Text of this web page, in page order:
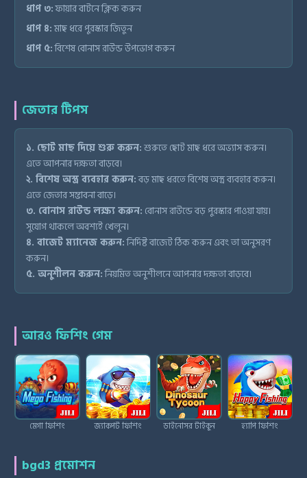
ধাপ ৩:ফায়ার বাটনে ক্লিক করুন
ধাপ ৪:মাছ ধরে পুরস্কার জিতুন
ধাপ ৫:বিশেষ বোনাস রাউন্ড উপভোগ করুন
জেতার টিপস
১. ছোট মাছ দিয়ে শুরু করুন:শুরুতে ছোট মাছ ধরে অভ্যাস করুন।
এতে আপনার দক্ষতা বাড়বে।
২. বিশেষ অস্ত্র ব্যবহার করুন:বড় মাছ ধরতে বিশেষ অস্ত্র ব্যবহার করুন।
এতে জেতার সম্ভাবনা বাড়ে।
৩. বোনাস রাউন্ড লক্ষ্য করুন: বোনাস রাউন্ডে বড় পুরস্কার পাওয়া যায়।
সুযোগ থাকলে অবশ্যই খেলুন।
৪. বাজেট ম্যানেজ করুন:নির্দিষ্ট বাজেট ঠিক করুন এবং তা অনুসরণ
করুন।
৫. অনুশীলন করুন:নিয়মিত অনুশীলনে আপনার দক্ষতা বাড়বে।
আরও ফিশিং গেম
মেগা ফিশিং জ্যাকপট ফিশিং ডাইনোসর টাইকুন হ্যাপি ফিশিং
bgd3 প্রমোশন